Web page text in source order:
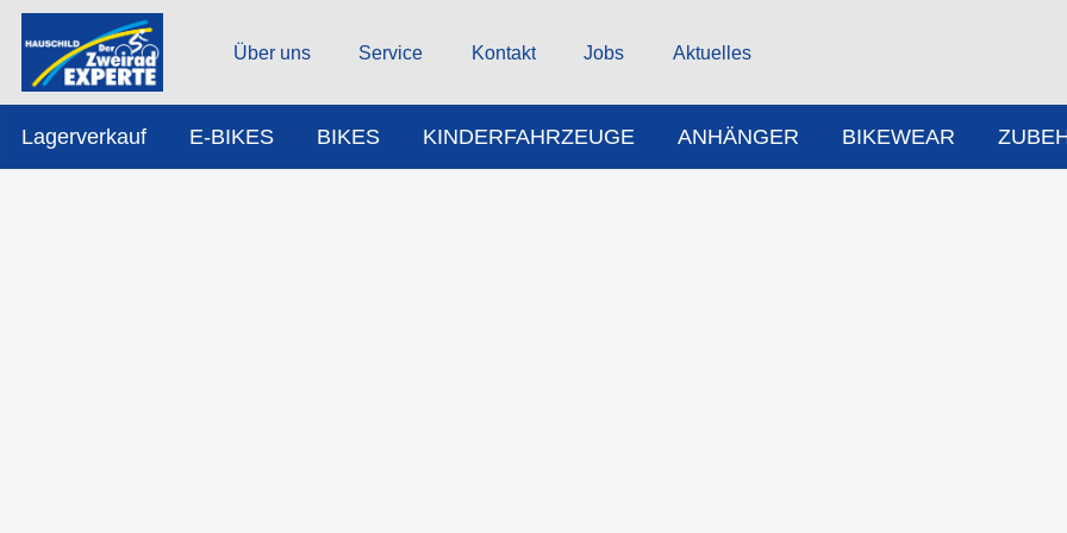
Über uns Service Kontakt Jobs Aktuelles
Lagerverkauf E-BIKES BIKES KINDERFAHRZEUGE ANHÄNGER BIKEWEAR